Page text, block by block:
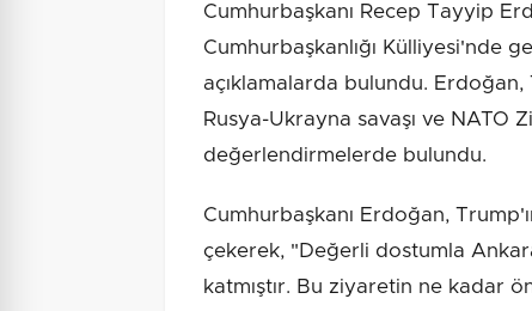
Cumhurbaşkanı Recep Tayyip
Cumhurbaşkanlığı Külliyesi'nde
açıklamalarda bulundu.
Rusya-Ukrayna savaşı ve NATO
değerlendirmelerde bulundu.
Cumhurbaşkanı Erdoğan,
çekerek, "Değerli dostumla
katmıştır. Bu ziyaretin ne kadar